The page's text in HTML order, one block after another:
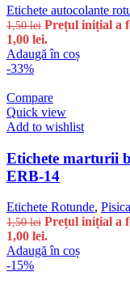
Etichete autocolante
1,50lei Prețul inițial a
1,00 lei.
Adaugă în coș
-33%
Compare
Quick view
Add to wishlist
Etichete marturii
ERB-14
Etichete Rotunde,
1,50lei Prețul inițial a
1,00 lei.
Adaugă în coș
-15%